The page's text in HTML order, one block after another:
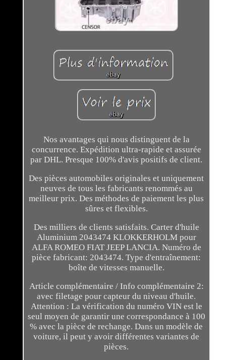
Nos avantages qui nous distinguent de la
concurrence. Expédition ultra-rapide et assurée
par DHL. Presque 100% d'avis positifs de client.
Des pièces automobiles originales et uniquement
neuves de tous les fabricants renommés au
meilleur prix. Des méthodes de paiement les plus
sûres et flexibles.
Des milliers de clients satisfaits. Carter d'huile
Aluminium 2043474 KLOKKERHOLM pour
ALFA ROMEO FIAT JEEP LANCIA. Numéro de
pièce fabricant: 2043474. Type d'entraînement:
boîte de vitesses manuelle.
Article complémentaire / Info complémentaire 2:
avec filetage pour capteur du niveau d'huile.
Attention : La vérification du numéro VIN est le
seul moyen de garantir une correspondance à 100
% avec la pièce de rechange. Dans un modèle de
voiture, il peut y avoir différentes variantes de
pièces.